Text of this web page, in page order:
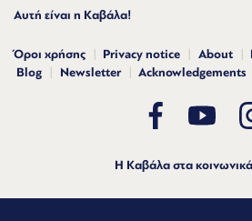
Αυτή είναι η Καβάλα!
Όροι χρήσης Privacy notice About
Blog
Newsletter Acknowledgements
Η Καβάλα στα